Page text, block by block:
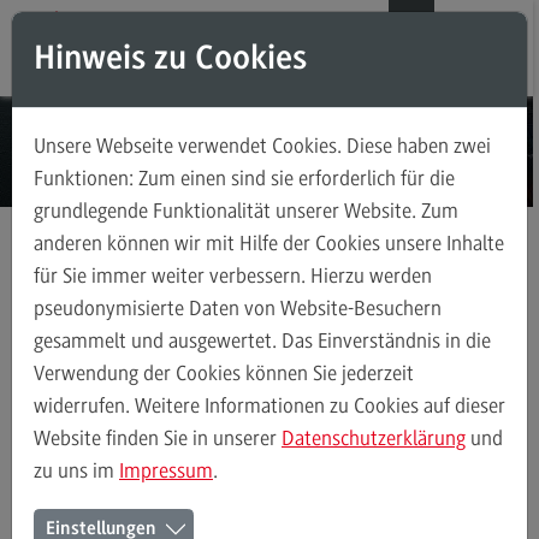
Direkt zum Inhalt
Direkt zum Hauptmenu
Direkt zum Footer
Modul-O-Mat
Masterstudiengänge
Accounting, Controlling, Taxation
Accounting, Controlling, Taxation
Modulangebot
Berufsperspektiven
Kontakt
Advanced Practice in Healthcare
Advanced Practice in Healthcare
Rahmenbedingungen
Masterstudiengänge
Data Science and Artificial Intelligence
Kontakt
(External link)
Ihr Kontakt zum Master Data
Hinweis zu Cookies
Unsere Webseite verwendet Cookies. Diese haben zwei
Funktionen: Zum einen sind sie erforderlich für die
grundlegende Funktionalität unserer Website. Zum
anderen können wir mit Hilfe der Cookies unsere Inhalte
für Sie immer weiter verbessern. Hierzu werden
pseudonymisierte Daten von Website-Besuchern
gesammelt und ausgewertet. Das Einverständnis in die
Verwendung der Cookies können Sie jederzeit
widerrufen. Weitere Informationen zu Cookies auf dieser
Website finden Sie in unserer Datenschutzerklärung und
zu uns im Impressum.
Einstellungen